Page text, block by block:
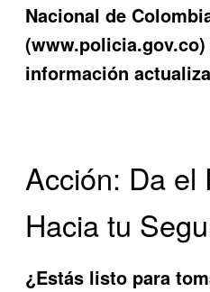
Nacional de
información
Acción: Da el
Hacia tu
¿Estás listo para